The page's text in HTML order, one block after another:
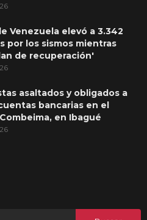
Venezuela elevó a 3.342
por los sismos mientras
de recuperación'
asaltados y obligados a
bancarias en el
en Ibagué